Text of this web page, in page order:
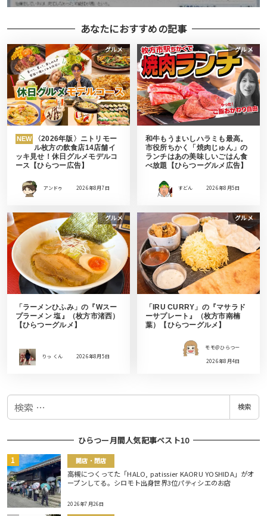
あなたにおすすめの記事
グルメ
NEW
〈2026年版〉ニトリモー
ル枚方の飲食店14店舗イ
ッキ見せ！休日グルメモデルコ
ース【ひらつー広告】
アンドゥ 2026年8月7日
グルメ
和牛もうまいしハラミも最高。
市役所ちかく「焼肉じゅん」の
ランチはあの美味しいごはん食
べ放題【ひらつーグルメ広告】
すどん 2026年8月5日
グルメ
「ラーメンひふみ」の『Wスー
プラーメン 塩』（枚方市渚西）
【ひらつーグルメ】
りっ くん 2026年8月5日
グルメ
「IRU CURRY」の『マサラド
ーサプレート』（枚方市南楠
葉）【ひらつーグルメ】
モモ＠ひらつー
2026年8月4日
検
検索
ひらつー月間人気記事ベスト10
開店・閉店
高槻につくってた「HALO, patissier KAORU YOSHIDA」がオ
ープンしてる。シロモト出身世界3位パティシエのお店
2026年7月26日